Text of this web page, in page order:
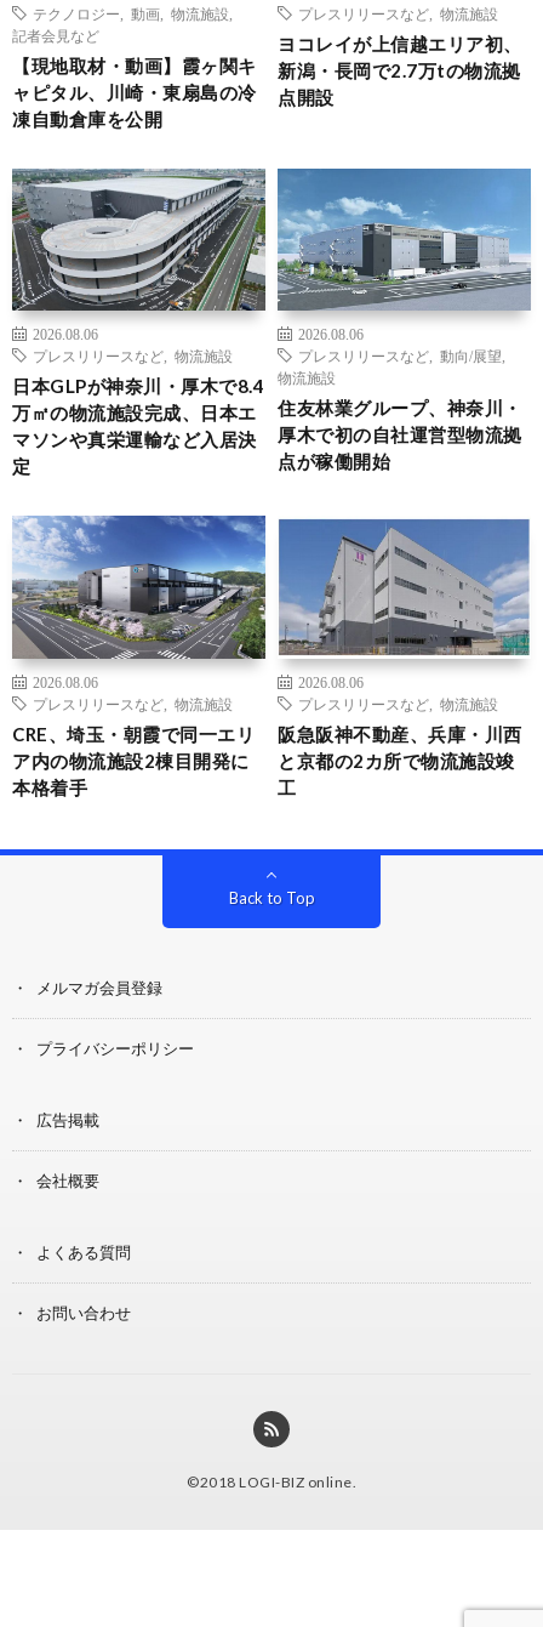
テクノロジー
動画 物流施設
記者会見など
【現地取材・動画】霞ヶ関キ
ャピタル、川崎・東扇島の冷
凍自動倉庫を公開
プレスリリースなど
物流施設
ヨコレイが上信越エリア初、
新潟・長岡で2.7万tの物流拠
点開設
2026.08.06
プレスリリースなど
物流施設
日本GLPが神奈川・厚木で8.4
万㎡の物流施設完成、日本エ
マソンや真栄運輸など入居決
定
2026.08.06
プレスリリースなど
動向/展望
物流施設
住友林業グループ、神奈川・
厚木で初の自社運営型物流拠
点が稼働開始
2026.08.06
プレスリリースなど
物流施設
CRE、埼玉・朝霞で同一エリ
ア内の物流施設2棟目開発に
本格着手
2026.08.06
プレスリリースなど
物流施設
阪急阪神不動産、兵庫・川西
と京都の2カ所で物流施設竣
工
Back to Top
メルマガ会員登録
プライバシーポリシー
広告掲載
会社概要
よくある質問
お問い合わせ
©2018 LOGI-BIZ online